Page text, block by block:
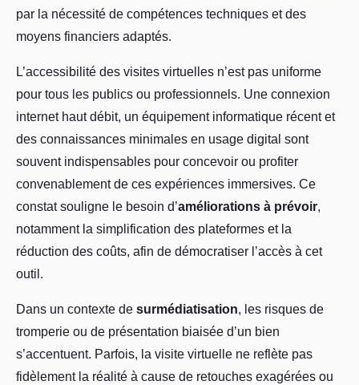
par la nécessité de compétences techniques et des
moyens financiers adaptés.
L’accessibilité des visites virtuelles n’est pas uniforme
pour tous les publics ou professionnels. Une connexion
internet haut débit, un équipement informatique récent et
des connaissances minimales en usage digital sont
souvent indispensables pour concevoir ou profiter
convenablement de ces expériences immersives. Ce
constat souligne le besoin d’améliorations à prévoir,
notamment la simplification des plateformes et la
réduction des coûts, afin de démocratiser l’accès à cet
outil.
Dans un contexte de surmédiatisation, les risques de
tromperie ou de présentation biaisée d’un bien
s’accentuent. Parfois, la visite virtuelle ne reflète pas
fidèlement la réalité à cause de retouches exagérées ou